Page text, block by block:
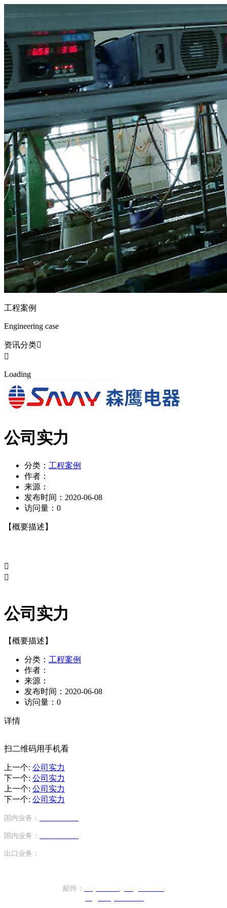
工程案例
Engineering case
资讯分类

Loading
公司实力
分类： 工程案例
作者：
来源：
发布时间： 2020-06-08
访问量： 0
【概要描述】


公司实力
【概要描述】
分类： 工程案例
作者：
来源：
发布时间： 2020-06-08
访问量： 0
详情
扫二维码用手机看
上一个: 公司实力
下一个: 公司实力
上一个: 公司实力
下一个: 公司实力
国内业务：
国内业务：
出口业务：
邮件：